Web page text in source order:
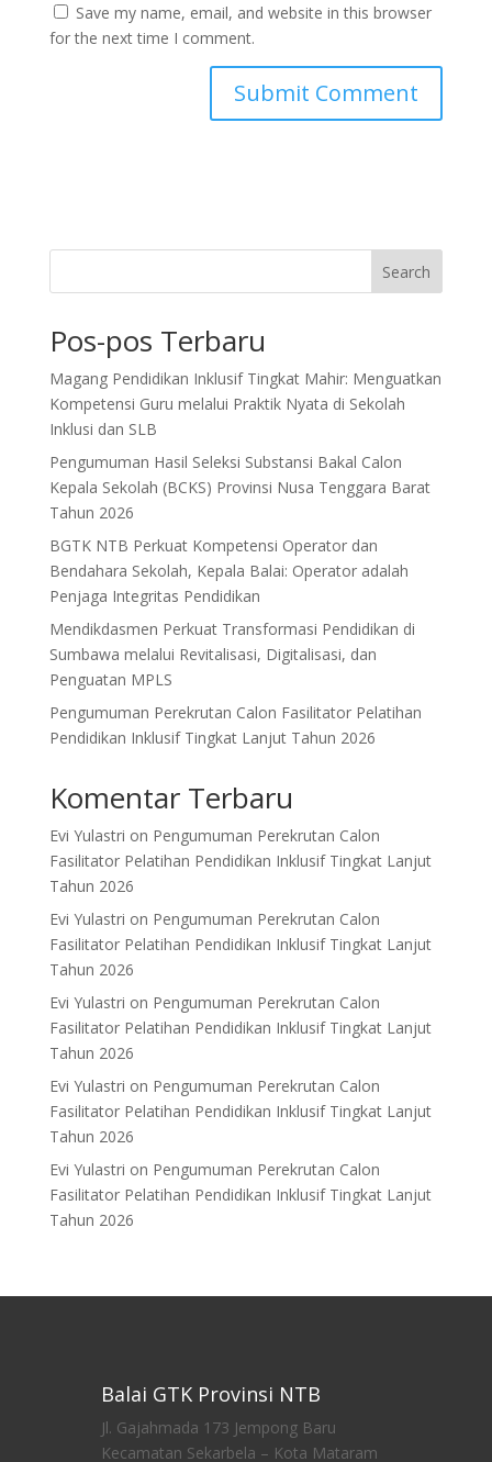
Save my name, email, and website in this browser
for the next time I comment.
Search
Pos-pos Terbaru
Magang Pendidikan Inklusif Tingkat Mahir: Menguatkan
Kompetensi Guru melalui Praktik Nyata di Sekolah
Inklusi dan SLB
Pengumuman Hasil Seleksi Substansi Bakal Calon
Kepala Sekolah (BCKS) Provinsi Nusa Tenggara Barat
Tahun 2026
BGTK NTB Perkuat Kompetensi Operator dan
Bendahara Sekolah, Kepala Balai: Operator adalah
Penjaga Integritas Pendidikan
Mendikdasmen Perkuat Transformasi Pendidikan di
Sumbawa melalui Revitalisasi, Digitalisasi, dan
Penguatan MPLS
Pengumuman Perekrutan Calon Fasilitator Pelatihan
Pendidikan Inklusif Tingkat Lanjut Tahun 2026
Komentar Terbaru
Evi Yulastri on Pengumuman Perekrutan Calon
Fasilitator Pelatihan Pendidikan Inklusif Tingkat Lanjut
Tahun 2026
Evi Yulastri on Pengumuman Perekrutan Calon
Fasilitator Pelatihan Pendidikan Inklusif Tingkat Lanjut
Tahun 2026
Evi Yulastri on Pengumuman Perekrutan Calon
Fasilitator Pelatihan Pendidikan Inklusif Tingkat Lanjut
Tahun 2026
Evi Yulastri on Pengumuman Perekrutan Calon
Fasilitator Pelatihan Pendidikan Inklusif Tingkat Lanjut
Tahun 2026
Evi Yulastri on Pengumuman Perekrutan Calon
Fasilitator Pelatihan Pendidikan Inklusif Tingkat Lanjut
Tahun 2026
Balai GTK Provinsi NTB
Jl. Gajahmada 173 Jempong Baru
Kecamatan Sekarbela – Kota Mataram